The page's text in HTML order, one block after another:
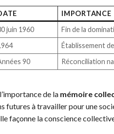
IMPORTANCE
juin 1960
Fin de la
Établissement
90 Réconciliation
de la mémoire
futures à travailler pour une
façonne la conscience